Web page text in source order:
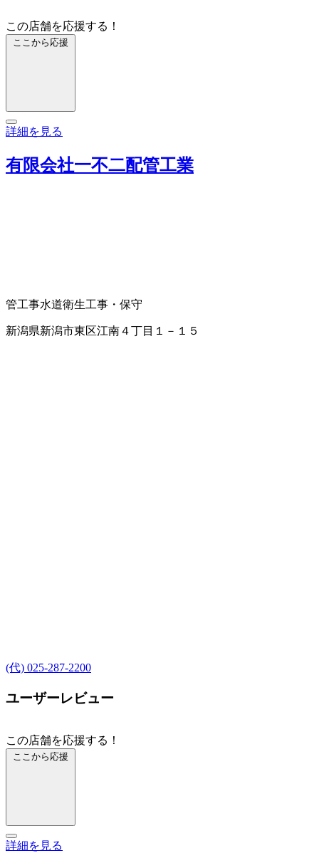
この店舗を応援する！
ここから応援
詳細を見る
有限会社一不二配管工業
管工事水道衛生工事・保守
新潟県新潟市東区江南４丁目１－１５
(代) 025-287-2200
ユーザーレビュー
この店舗を応援する！
ここから応援
詳細を見る